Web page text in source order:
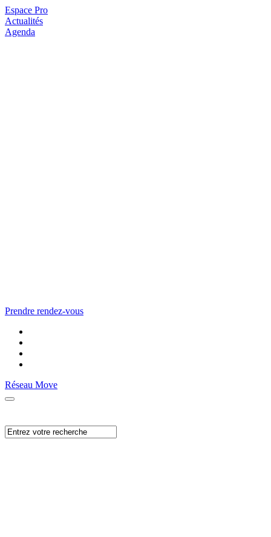
Espace Pro
Actualités
Agenda
Prendre rendez-vous
Réseau Move